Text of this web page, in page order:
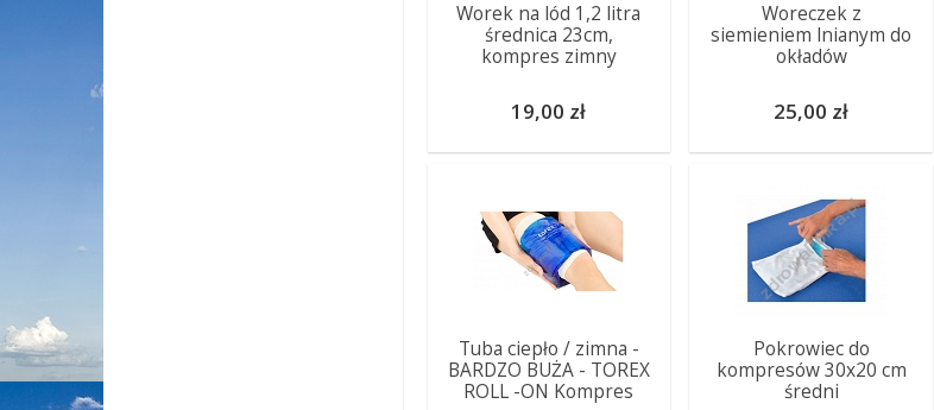
Worek na lód 1,2 litra
średnica 23cm,
kompres zimny
19,00 zł
Woreczek z
siemieniem lnianym do
okładów
25,00 zł
Tuba ciepło / zimna -
BARDZO BUŻA - TOREX
ROLL -ON Kompres
Pokrowiec do
kompresów 30x20 cm
średni